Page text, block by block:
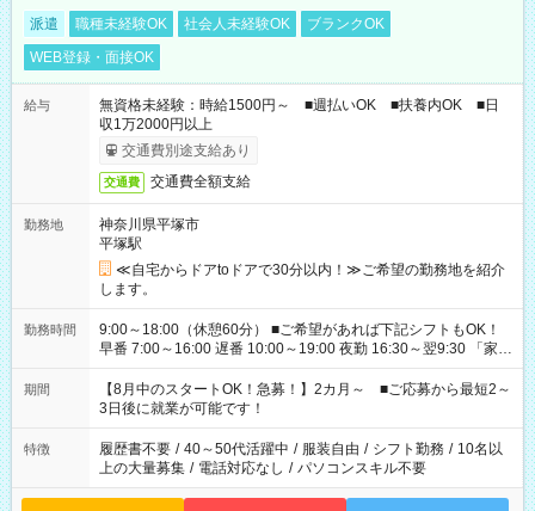
派遣 職種未経験OK 社会人未経験OK
ブランクOK
WEB登録・面接OK
給与
無資格未経験：時給1500円～ ■週払いOK ■扶養内OK ■日
収1万2000円以上
交通費別途支給あり
交通費 交通費全額支給
勤務地
神奈川県平塚市
平塚駅
≪自宅からドアtoドアで30分以内！≫ご希望の勤務地を紹介
します。
勤務時間
9:00～18:00（休憩60分） ■ご希望があれば下記シフトもOK！
早番 7:00～16:00 遅番 10:00～19:00 夜勤 16:30～翌9:30 「家族
と休みを合わせたい」 「余裕を持って夕飯の準備がしたい」
「できれば残業はしたくない」 など、ご希望を教えてください
ね。 ※Wワーク希望の方へ 今ご覧のお仕事で希望する勤務時間
と、もう1つのお仕事の勤務時間。 合計で週40時間を超える場
合は応募できません。
期間
【8月中のスタートOK！急募！】2カ月～ ■ご応募から最短2～
3日後に就業が可能です！
特徴 履歴書不要 / 40～50代活躍中 / 服装自由 / シフト勤務 / 10名以
上の大量募集 / 電話対応なし / パソコンスキル不要